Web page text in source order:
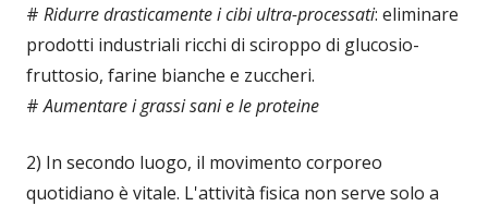
# Ridurre drasticamente i cibi ultra-processati: eliminare
prodotti industriali ricchi di sciroppo di glucosio-
fruttosio, farine bianche e zuccheri.
#Aumentare i grassi sani e le proteine
2) In secondo luogo, il movimento corporeo
quotidiano è vitale. L'attività fisica non serve solo a